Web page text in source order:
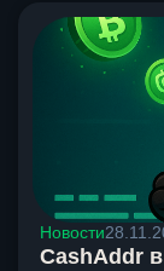
Новости
CashAddr